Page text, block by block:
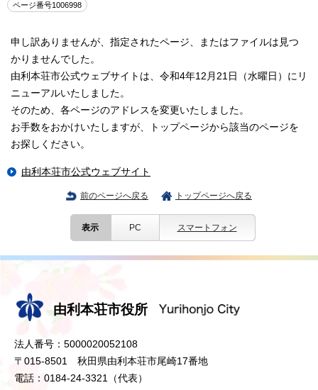
ページ番号1006998
申し訳ありませんが、指定されたページ、またはファイルは見つ
かりませんでした。
由利本荘市公式ウェブサイトは、令和4年12月21日（水曜日）にリ
ニューアルいたしました。
そのため、各ページのアドレスを変更いたしました。
お手数をおかけいたしますが、トップページから該当のページを
お探しください。
由利本荘市公式ウェブサイト
前のページへ戻る トップページへ戻る
表示 PC スマートフォン
由利本荘市役所
法人番号：5000020052108
〒015-8501 秋田県由利本荘市尾崎17番地
電話：0184-24-3321（代表）